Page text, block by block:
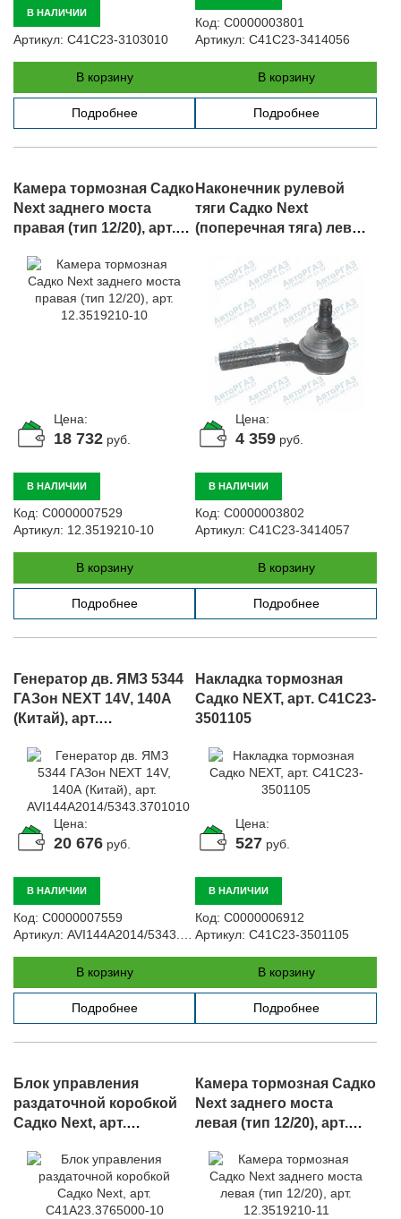
В НАЛИЧИИ
Артикул: C41C23-3103010
В корзину
Подробнее
Код: С0000003801
Артикул: C41C23-3414056
В корзину
Подробнее
Камера тормозная Садко
Next заднего моста
правая (тип 12/20), арт.
Цена:
18 732 руб.
В НАЛИЧИИ
Код: С0000007529
Артикул: 12.3519210-10
В корзину
Подробнее
Наконечник рулевой
тяги Садко Next
(поперечная тяга) левый,
Цена:
4 359 руб.
В НАЛИЧИИ
Код: С0000003802
Артикул: C41C23-3414057
В корзину
Подробнее
Генератор дв. ЯМЗ 5344
ГАЗон NEXT 14V, 140А
(Китай), арт.
Цена:
20 676 руб.
В НАЛИЧИИ
Код: С0000007559
Артикул: AVI144A2014/5343.3701010
В корзину
Подробнее
Накладка тормозная
Садко NEXT, арт. C41C23-
3501105
Цена:
527 руб.
В НАЛИЧИИ
Код: С0000006912
Артикул: C41C23-3501105
В корзину
Подробнее
Блок управления
раздаточной коробкой
Садко Next, арт.
Камера тормозная Садко
Next заднего моста
левая (тип 12/20), арт.